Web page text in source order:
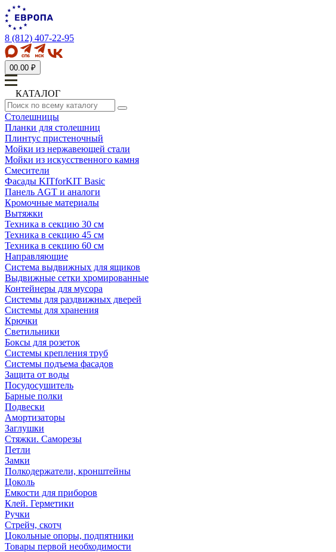
8 (812) 407-22-95
00.00 ₽
КАТАЛОГ
Столешницы
Планки для столешниц
Плинтус пристеночный
Мойки из нержавеющей стали
Мойки из искусственного камня
Смесители
Фасады KITforKIT Basic
Панель AGT и аналоги
Кромочные материалы
Вытяжки
Техника в секцию 30 см
Техника в секцию 45 см
Техника в секцию 60 см
Направляющие
Система выдвижных для ящиков
Выдвижные сетки хромированные
Контейнеры для мусора
Системы для раздвижных дверей
Системы для хранения
Крючки
Светильники
Боксы для розеток
Системы крепления труб
Системы подъема фасадов
Защита от воды
Посудосушитель
Барные полки
Подвески
Амортизаторы
Заглушки
Стяжки. Саморезы
Петли
Замки
Полкодержатели, кронштейны
Цоколь
Емкости для приборов
Клей. Герметики
Ручки
Стрейч, скотч
Цокольные опоры, подпятники
Товары первой необходимости